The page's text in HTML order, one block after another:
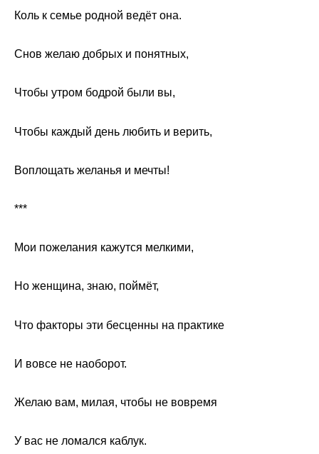
Коль к семье родной ведёт она.
Снов желаю добрых и понятных,
Чтобы утром бодрой были вы,
Чтобы каждый день любить и верить,
Воплощать желанья и мечты!
***
Мои пожелания кажутся мелкими,
Но женщина, знаю, поймёт,
Что факторы эти бесценны на практике
И вовсе не наоборот.
Желаю вам, милая, чтобы не вовремя
У вас не ломался каблук.